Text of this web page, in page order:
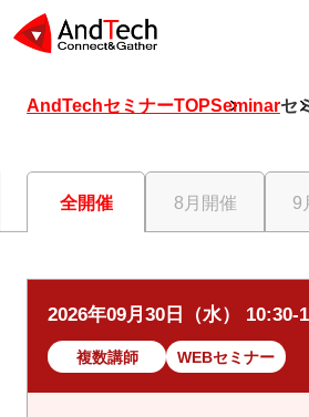
AndTechセミナーTOPSeminarセ
全開催 8月開催 9
2026年09月30日（水） 10:30-
複数講師 WEBセミナー